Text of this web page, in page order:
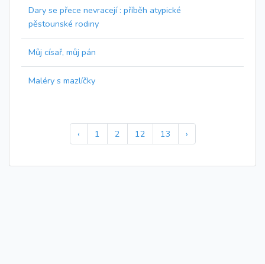
Dary se přece nevracejí : příběh atypické
pěstounské rodiny
Můj císař, můj pán
Maléry s mazlíčky
‹ 1 2 12 13 ›